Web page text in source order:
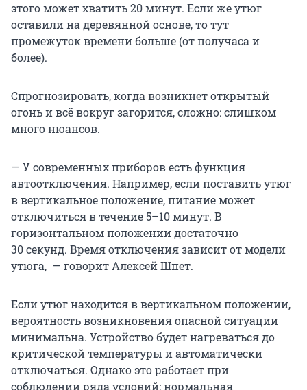
этого может хватить20 минут. Если же утюг
оставили на деревянной основе, то тут
промежуток времени больше (от получаса и
более).
Спрогнозировать, когда возникнет открытый
огонь и всё вокруг загорится, сложно: слишком
много нюансов.
— У современных приборов есть функция
автоотключения. Например, если поставить утюг
в вертикальное положение, питание может
отключиться в течение 5–10 минут. В
горизонтальном положении достаточно
30 секунд. Время отключения зависит от модели
утюга, — говорит Алексей Шпет.
Если утюг находится в вертикальном положении,
вероятность возникновения опасной ситуации
минимальна. Устройство будет нагреваться до
критической температуры и автоматически
отключаться. Однако это работает при
соблюдении ряда условий: нормальная